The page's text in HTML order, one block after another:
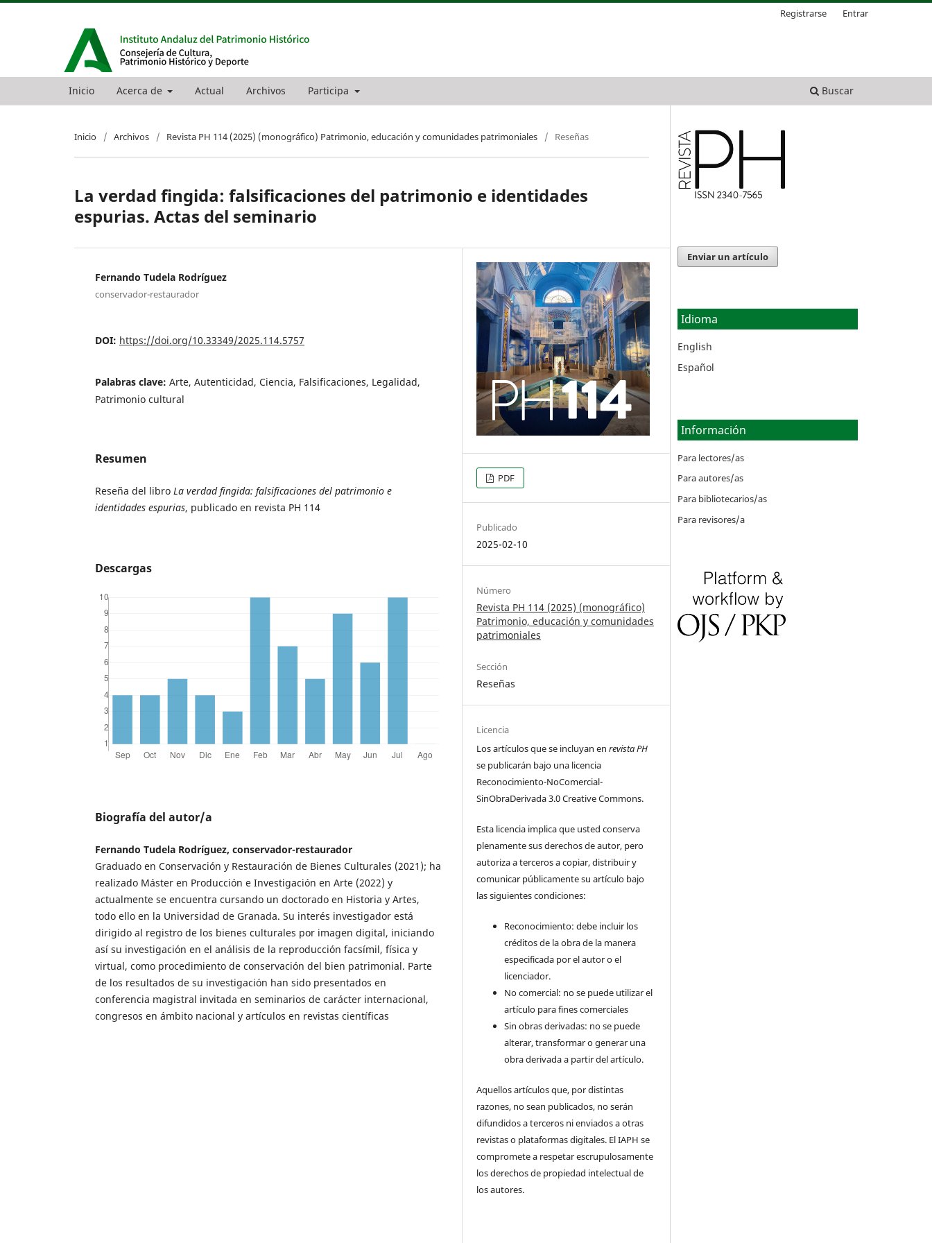
Inicio Acerca de Actual Archivos Participa Buscar
Registrarse Entrar
Inicio / Archivos / Revista PH 114 (2025) (monográfico) Patrimonio, educación y comunidades patrimoniales / Reseñas
La verdad fingida: falsificaciones del patrimonio e identidades
espurias. Actas del seminario
Fernando Tudela Rodríguez
conservador-restaurador
DOI: https://doi.org/10.33349/2025.114.5757
Palabras clave: Arte, Autenticidad, Ciencia, Falsificaciones, Legalidad,
Patrimonio cultural
Resumen
Reseña del libro La verdad fingida: falsificaciones del patrimonio e
identidades espurias, publicado en revista PH 114
Descargas
Biografía del autor/a
Fernando Tudela Rodríguez, conservador-restaurador
Graduado en Conservación y Restauración de Bienes Culturales (2021); ha
realizado Máster en Producción e Investigación en Arte (2022) y
actualmente se encuentra cursando un doctorado en Historia y Artes,
todo ello en la Universidad de Granada. Su interés investigador está
dirigido al registro de los bienes culturales por imagen digital, iniciando
así su investigación en el análisis de la reproducción facsímil, física y
virtual, como procedimiento de conservación del bien patrimonial. Parte
de los resultados de su investigación han sido presentados en
conferencia magistral invitada en seminarios de carácter internacional,
congresos en ámbito nacional y artículos en revistas científicas
PDF
Publicado
2025-02-10
Número
Revista PH 114 (2025) (monográfico)
Patrimonio, educación y comunidades
patrimoniales
Sección
Reseñas
Licencia
Los artículos que se incluyan enrevista PH
se publicarán bajo una licencia
Reconocimiento-NoComercial-
SinObraDerivada 3.0 Creative Commons.
Esta licencia implica que usted conserva
plenamente sus derechos de autor, pero
autoriza a terceros a copiar, distribuir y
comunicar públicamente su artículo bajo
las siguientes condiciones:
Reconocimiento: debe incluir los
créditos de la obra de la manera
especificada por el autor o el
licenciador.
No comercial: no se puede utilizar el
artículo para fines comerciales
Sin obras derivadas: no se puede
alterar, transformar o generar una
obra derivada a partir del artículo.
Aquellos artículos que, por distintas
razones, no sean publicados, no serán
difundidos a terceros ni enviados a otras
revistas o plataformas digitales. El IAPH se
compromete a respetar escrupulosamente
los derechos de propiedad intelectual de
los autores.
Enviar un artículo
Idioma
English
Español
Información
Para lectores/as
Para autores/as
Para bibliotecarios/as
Para revisores/a